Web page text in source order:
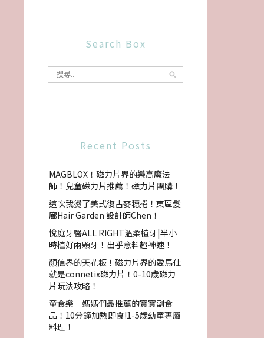
Search Box
Recent Posts
MAGBLOX！磁力片界的樂高魔法
師！兒童磁力片推薦！磁力片團購！
這次我燙了美式復古麥穗捲！東區髮
廊Hair Garden 設計師Chen！
悅庭牙醫ALL RIGHT溫柔植牙|半小
時植好兩顆牙！出乎意料超神速！
顏值界的天花板！磁力片界的愛馬仕
就是connetix磁力片！0-10歲磁力
片玩法攻略！
童食樂｜媽媽們最推薦的寶寶副食
品！10分鐘加熱即食!1-5歲幼童專屬
料理！